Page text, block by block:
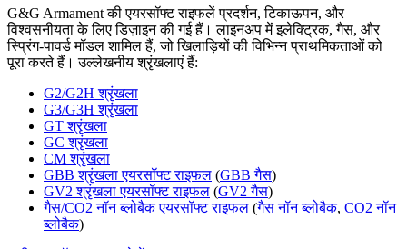
G&G Armament की एयरसॉफ्ट राइफलें प्रदर्शन, टिकाऊपन, और
विश्वसनीयता के लिए डिज़ाइन की गई हैं। लाइनअप में इलेक्ट्रिक, गैस, और
स्प्रिंग-पावर्ड मॉडल शामिल हैं, जो खिलाड़ियों की विभिन्न प्राथमिकताओं को
पूरा करते हैं। उल्लेखनीय श्रृंखलाएं हैं:
G2/G2H श्रृंखला
G3/G3H श्रृंखला
GT श्रृंखला
GC श्रृंखला
CM श्रृंखला
GBB श्रृंखला एयरसॉफ्ट राइफल (GBB गैस)
GV2 श्रृंखला एयरसॉफ्ट राइफल (GV2 गैस)
गैस/CO2 नॉन ब्लोबैक एयरसॉफ्ट राइफल (गैस नॉन ब्लोबैक, CO2 नॉन
ब्लोबैक)